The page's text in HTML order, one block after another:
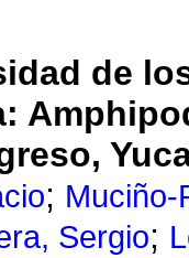
de
; Muciño-
Sergio;